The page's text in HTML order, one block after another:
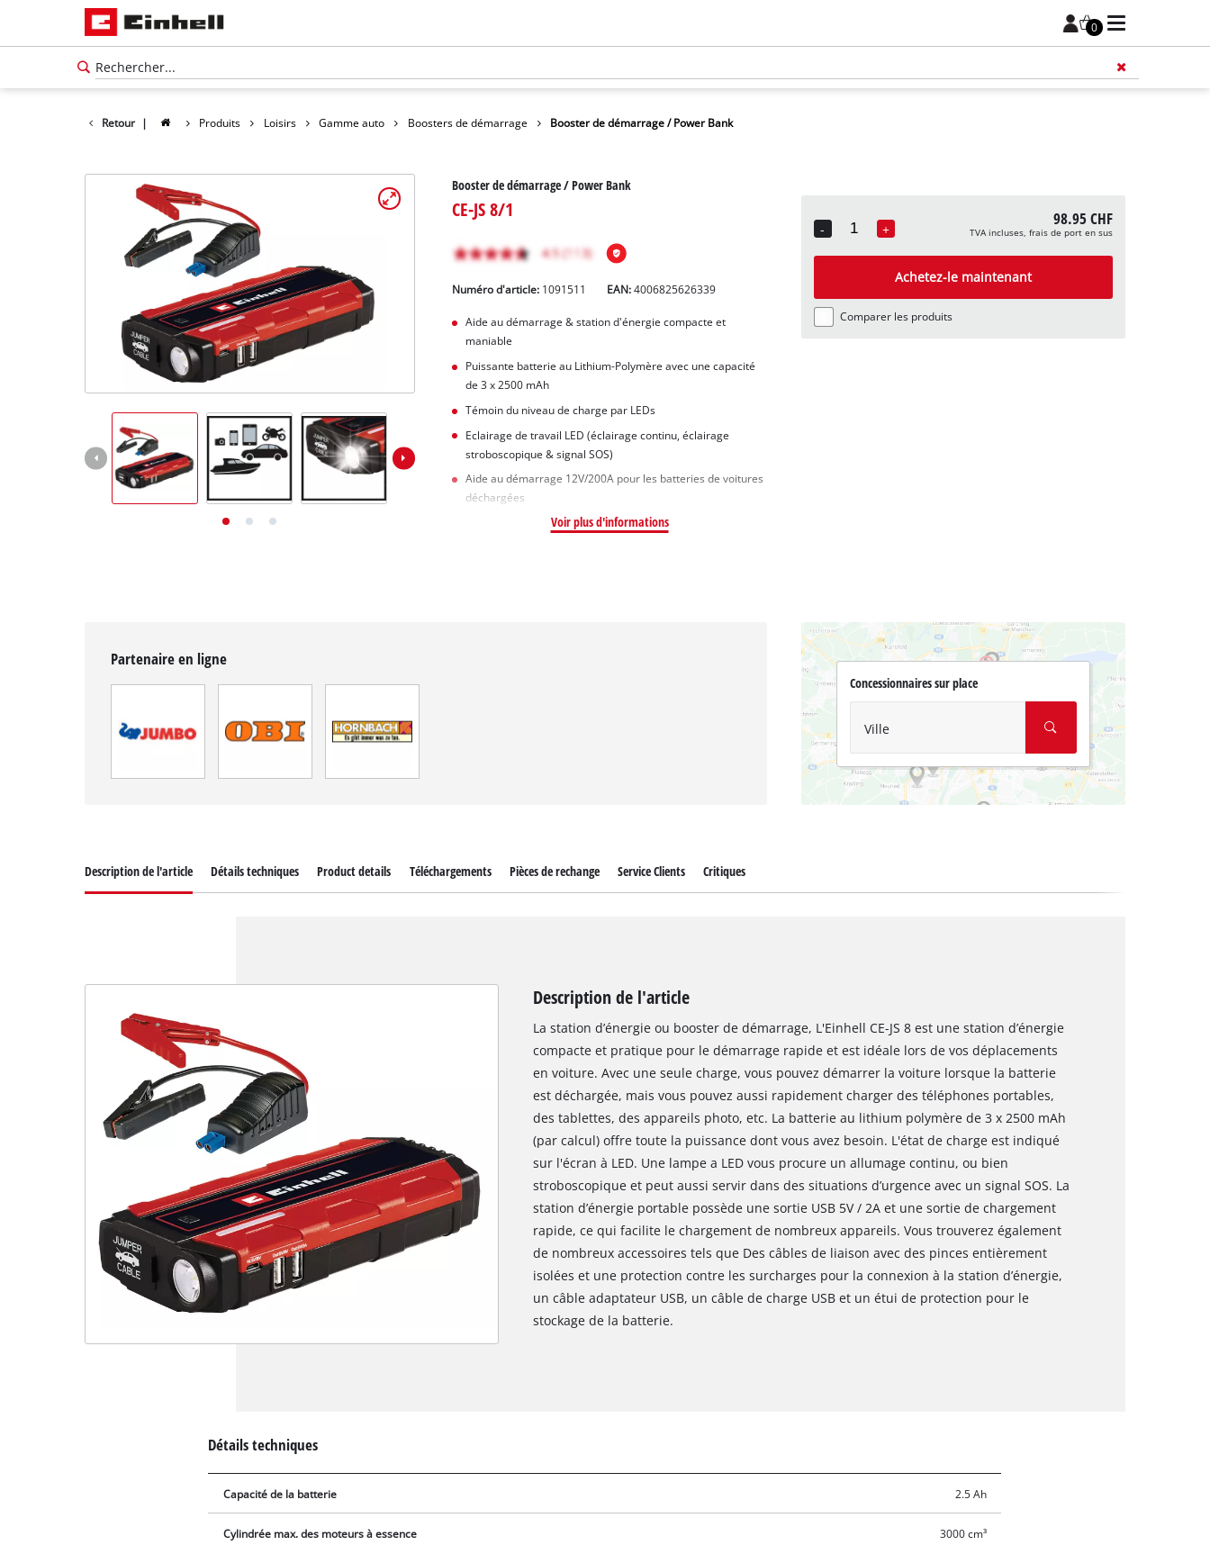
0
Retour | Produits Loisirs Gamme auto Boosters de démarrage Booster de démarrage / Power Bank
Booster de démarrage / Power Bank
CE-JS 8/1
Numéro d'article: 1091511 EAN:4006825626339
Aide au démarrage & station d'énergie compacte et
maniable
Puissante batterie au Lithium-Polymère avec une capacité
de 3 x 2500 mAh
Témoin du niveau de charge par LEDs
Eclairage de travail LED (éclairage continu, éclairage
stroboscopique & signal SOS)
Aide au démarrage 12V/200A pour les batteries de voitures
déchargées
Voir plus d'informations
-
Quantity
+ 98.95 CHF
TVA incluses, frais de port en sus
Achetez-le maintenant
Comparer les produits
Partenaire en ligne
Concessionnaires sur place
Ville
Description de l'article Détails techniques Product details Téléchargements Pièces de rechange Service Clients Critiques
Description de l'article
La station d’énergie ou booster de démarrage, L'Einhell CE-JS 8 est une station d’énergie
compacte et pratique pour le démarrage rapide et est idéale lors de vos déplacements
en voiture. Avec une seule charge, vous pouvez démarrer la voiture lorsque la batterie
est déchargée, mais vous pouvez aussi rapidement charger des téléphones portables,
des tablettes, des appareils photo, etc. La batterie au lithium polymère de 3 x 2500 mAh
(par calcul) offre toute la puissance dont vous avez besoin. L'état de charge est indiqué
sur l'écran à LED. Une lampe a LED vous procure un allumage continu, ou bien
stroboscopique et peut aussi servir dans des situations d’urgence avec un signal SOS. La
station d’énergie portable possède une sortie USB 5V / 2A et une sortie de chargement
rapide, ce qui facilite le chargement de nombreux appareils. Vous trouverez également
de nombreux accessoires tels que Des câbles de liaison avec des pinces entièrement
isolées et une protection contre les surcharges pour la connexion à la station d’énergie,
un câble adaptateur USB, un câble de charge USB et un étui de protection pour le
stockage de la batterie.
Détails techniques
Capacité de la batterie 2.5 Ah
Cylindrée max. des moteurs à essence 3000 cm³